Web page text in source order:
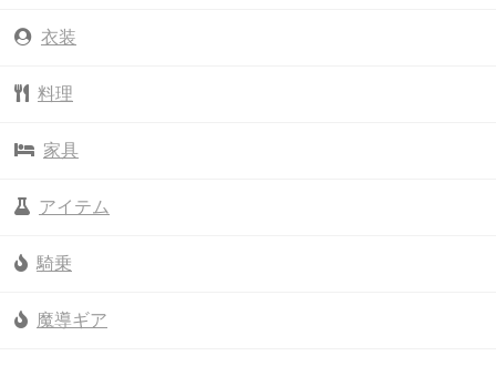
衣装
料理
家具
アイテム
騎乗
魔導ギア